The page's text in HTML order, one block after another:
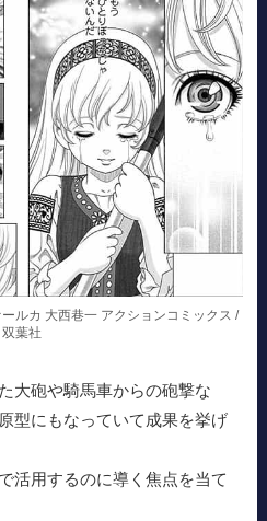
ルカ 大西巷一 アクションコミックス /
双葉社
大砲や騎馬車からの砲撃な
型にもなっていて成果を挙げ
活用するのに導く焦点を当て